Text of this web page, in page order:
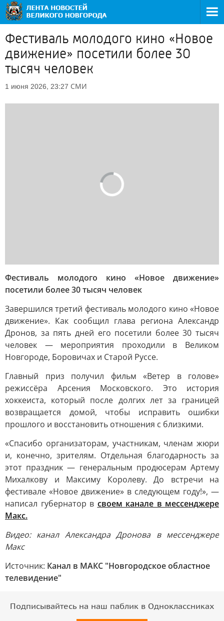
Фестиваль молодого кино «Новое
движение» посетили более 30
тысяч человек
1 июня 2026, 23:27 СМИ
Фестиваль молодого кино «Новое движение»
посетили более 30 тысяч человек
Завершился третий фестиваль молодого кино «Новое
движение». Как сообщил глава региона Александр
Дронов, за пять дней его посетили более 30 тысяч
человек — мероприятия проходили в Великом
Новгороде, Боровичах и Старой Руссе.
Главный приз получил фильм «Ветер в голове»
режиссёра Арсения Московского. Это история
хоккеиста, который после долгих лет за границей
возвращается домой, чтобы исправить ошибки
прошлого и восстановить отношения с близкими.
«Спасибо организаторам, участникам, членам жюри
и, конечно, зрителям. Отдельная благодарность за
этот праздник — генеральным продюсерам Артему
Михалкову и Максиму Королеву. До встречи на
фестивале «Новое движение» в следующем году!», —
написал губернатор в своем канале в мессенджере
Макс.
Видео: канал Александра Дронова в мессенджере
Макс
Источник: Канал в МАКС "Новгородское областное
телевидение"
Подписывайтесь на наш паблик в Одноклассниках